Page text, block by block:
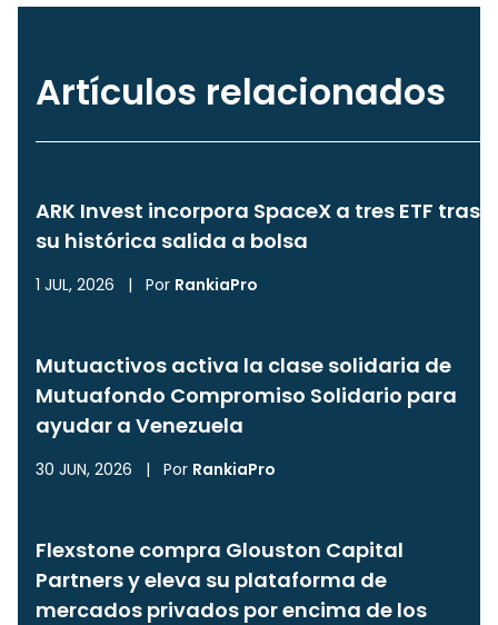
Artículos relacionados
ARK Invest incorpora SpaceX a tres ETF tras
su histórica salida a bolsa
1 JUL, 2026 | Por RankiaPro
Mutuactivos activa la clase solidaria de
Mutuafondo Compromiso Solidario para
ayudar a Venezuela
30 JUN, 2026 | Por RankiaPro
Flexstone compra Glouston Capital
Partners y eleva su plataforma de
mercados privados por encima de los